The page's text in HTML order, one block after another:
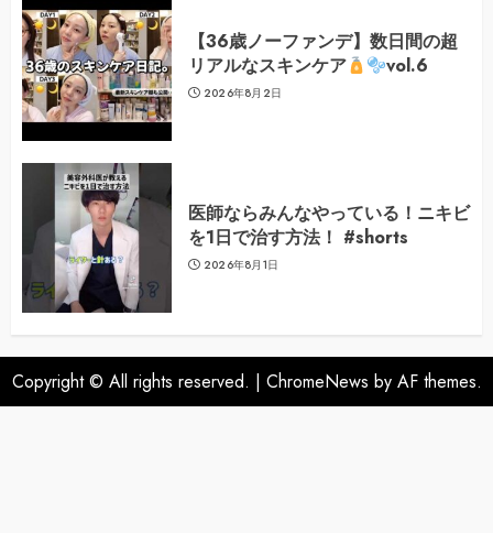
【36歳ノーファンデ】数日間の超
リアルなスキンケア
vol.6
2026年8月2日
医師ならみんなやっている！ニキビ
を1日で治す方法！ #shorts
2026年8月1日
Copyright © All rights reserved. | ChromeNews by AF themes.